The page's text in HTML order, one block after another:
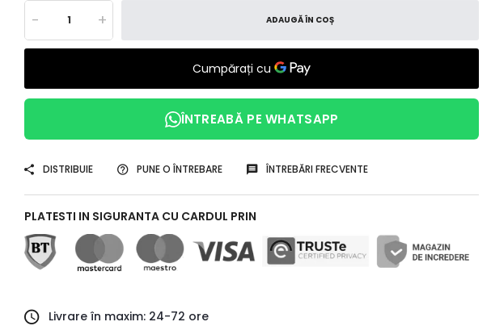
- + ADAUGĂ ÎN COȘ
ÎNTREABĂ PE WHATSAPP
DISTRIBUIE PUNE O ÎNTREBARE ÎNTREBĂRI FRECVENTE
PLATESTI IN SIGURANTA CU CARDUL PRIN
Livrare în maxim: 24-72 ore